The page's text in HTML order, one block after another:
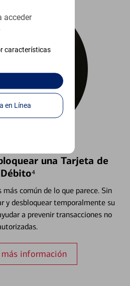
acceder
características
Continúe para entrar en la Banca en Línea
una Tarjeta de
Débito⁴
común de lo que parece. Sin
y desbloquear temporalmente su
a prevenir transacciones no
más información